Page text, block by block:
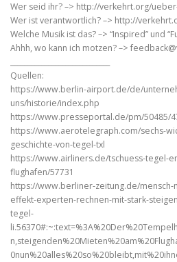
Wer seid ihr? –> http://verkehrt.org/
Wer ist verantwortlich? –> http://
Welche Musik ist das? –> “Inspired” und
Ahhh, wo kann ich motzen? –>
Quellen:
https://www.berlin-airport.de/de/
uns/historie/index.php
https://www.presseportal.de/pm/50485/
https://www.aerotelegraph.com/sechs-
geschichte-von-tegel-txl
https://www.airliners.de/tschuess-tegel-
flughafen/57731
https://www.berliner-zeitung.de/
effekt-experten-rechnen-mit-stark-
tegel-